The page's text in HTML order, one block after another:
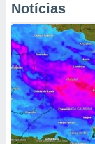
Notícias